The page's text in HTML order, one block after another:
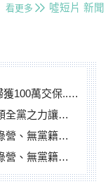
看更多 噓短片 新聞
快步奔離不發一語
力讓彰化贏
忙否認是烏龜
忙否認是烏龜